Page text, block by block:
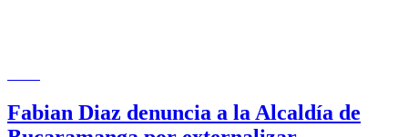
Fabian Diaz denuncia a la Alcaldía de